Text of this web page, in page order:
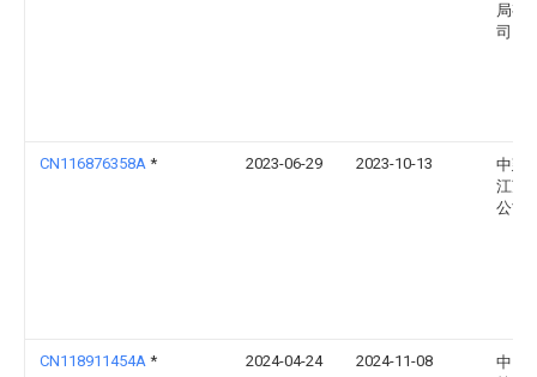
局有
司
CN116876358A * 2023-06-29 2023-10-13
中建
江苏
公司
CN118911454A * 2024-04-24 2024-11-08
中国